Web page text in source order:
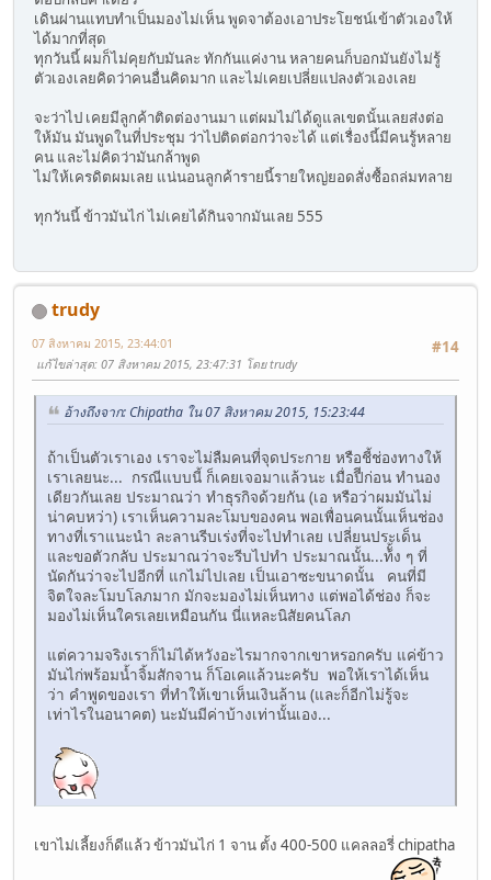
เดินผ่านแทบทำเป็นมองไม่เห็น พูดจาต้องเอาประโยชน์เข้าตัวเองให้
ได้มากที่สุด
ทุกวันนี้ ผมก็ไม่คุยกับมันละ ทักกันแค่งาน หลายคนก็บอกมันยังไม่รู้
ตัวเองเลยคิดว่าคนอื่นคิดมาก และไม่เคยเปลี่ยแปลงตัวเองเลย
จะว่าไป เคยมีลูกค้าติดต่องานมา แต่ผมไม่ได้ดูแลเขตนั้นเลยส่งต่อ
ให้มัน มันพูดในที่ประชุม ว่าไปติดต่อกว่าจะได้ แต่เรื่องนี้มีคนรู้หลาย
คน และไม่คิดว่ามันกล้าพูด
ไม่ให้เครดิตผมเลย แน่นอนลูกค้ารายนี้รายใหญ่ยอดสั่งซื้อถล่มทลาย
ทุกวันนี้ ข้าวมันไก่ ไม่เคยได้กินจากมันเลย 555
trudy
#14
07 สิงหาคม 2015, 23:44:01
แก้ไขล่าสุด: 07 สิงหาคม 2015, 23:47:31 โดย trudy
อ้างถึงจาก: Chipatha ใน 07 สิงหาคม 2015, 15:23:44
ถ้าเป็นตัวเราเอง เราจะไม่ลืมคนที่จุดประกาย หรือชี้ช่องทางให้
เราเลยนะ... กรณีแบบนี้ ก็เคยเจอมาแล้วนะ เมื่อปีีก่อน ทำนอง
เดียวกันเลย ประมาณว่า ทำธุรกิจด้วยกัน (เอ หรือว่าผมมันไม่
น่าคบหว่า) เราเห็นความละโมบของคน พอเพื่อนคนนั้นเห็นช่อง
ทางที่เราแนะนำ ละลานรีบเร่งที่จะไปทำเลย เปลี่ยนประเด็น
และขอตัวกลับ ประมาณว่าจะรีบไปทำ ประมาณนั้น...ท้ั้ง ๆ ที่
นัดกันว่าจะไปอีกที่ แกไม่ไปเลย เป็นเอาซะขนาดนั้น คนที่มี
จิตใจละโมบโลภมาก มักจะมองไม่เห็นทาง แต่พอได้ช่อง ก็จะ
มองไม่เห็นใครเลยเหมือนกัน นี่แหละนิสัยคนโลภ
แต่ความจริงเราก็ไม่ได้หวังอะไรมากจากเขาหรอกครับ แค่ข้าว
มันไก่พร้อมน้ำจิ้มสักจาน ก็โอเคแล้วนะครับ พอให้เราได้เห็น
ว่า คำพูดของเรา ที่ทำให้เขาเห็นเงินล้าน (และก็อีกไม่รู้จะ
เท่าไรในอนาคต) นะมันมีค่าบ้างเท่านั้นเอง...
เขาไม่เลี้ยงก็ดีแล้ว ข้าวมันไก่ 1 จาน ตั้ง 400-500 แคลลอรี่ chipatha